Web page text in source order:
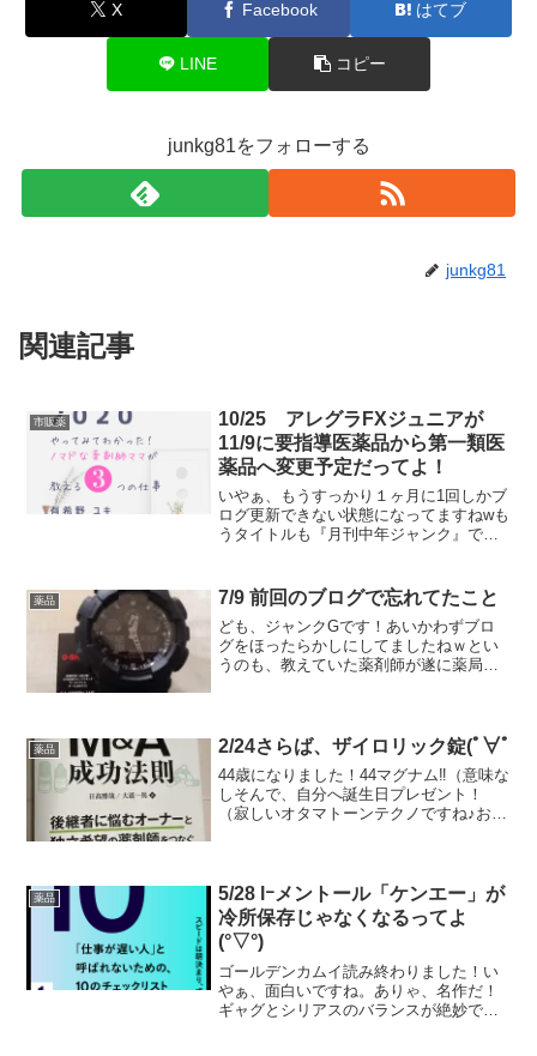
X Facebook はてブ
LINE コピー
junkg81をフォローする
junkg81
関連記事
市販薬
10/25 アレグラFXジュニアが
11/9に要指導医薬品から第一類医
薬品へ変更予定だってよ！
いやぁ、もうすっかり１ヶ月に1回しかブ
ログ更新できない状態になってますねwも
うタイトルも『月刊中年ジャンク』で良
て、ルンバを購入しちゃいましたよ！プ
ライムデ...
薬品 7/9 前回のブログで忘れてたこと
ども、ジャンクGです！あいかわずブロ
グをほったらかしにしてましたねｗとい
うのも、教えていた薬剤師が遂に薬局長
になってしまったこともあり...
薬品 2/24さらば、ザイロリック錠(ﾟ∀ﾟ)
44歳になりました！44マグナム‼︎（意味な
しそんで、自分へ誕生日プレゼント！
（寂しいオタマトーンテクノですね♪お
は小さくて演奏しにく...
薬品
5/28 lｰメントール「ケンエー」が
冷所保存じゃなくなるってよ
(°▽°)
ゴールデンカムイ読み終わりました！い
やぁ、面白いですね。ありゃ、名作だ！
ギャグとシリアスのバランスが絶妙で。